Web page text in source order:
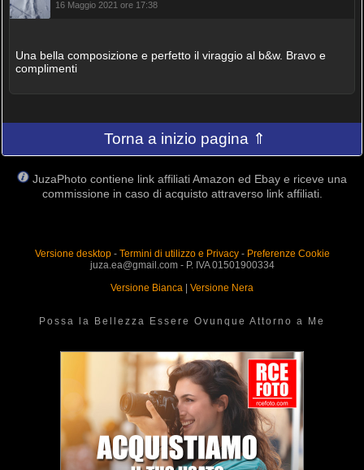
16 Maggio 2021 ore 17:38
Una bella composizione e perfetto il viraggio al b&w. Bravo e
complimenti
Torna a inizio pagina ⇑
JuzaPhoto contiene link affiliati Amazon ed Ebay e riceve una
commissione in caso di acquisto attraverso link affiliati.
Versione desktop- Termini di utilizzo e Privacy- Preferenze Cookie
juza.ea@gmail.com - P. IVA 01501900334
Versione Bianca
Versione Nera
Possa la Bellezza Essere Ovunque Attorno a Me